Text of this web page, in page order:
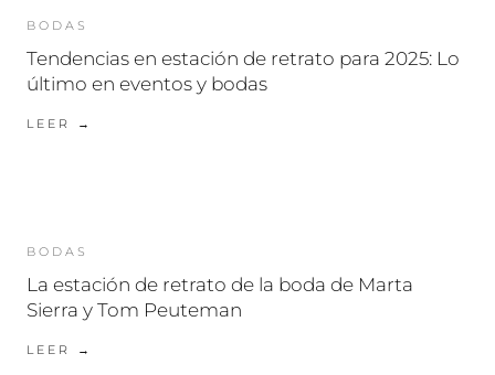
BODAS
Tendencias en estación de retrato para 2025: Lo
último en eventos y bodas
LEER →
BODAS
La estación de retrato de la boda de Marta
Sierra y Tom Peuteman
LEER →